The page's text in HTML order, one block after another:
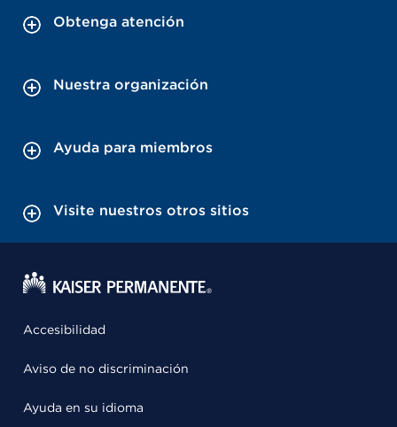
Obtenga atención
Nuestra organización
Ayuda para miembros
Visite nuestros otros sitios
Accesibilidad
Aviso de no discriminación
Ayuda en su idioma